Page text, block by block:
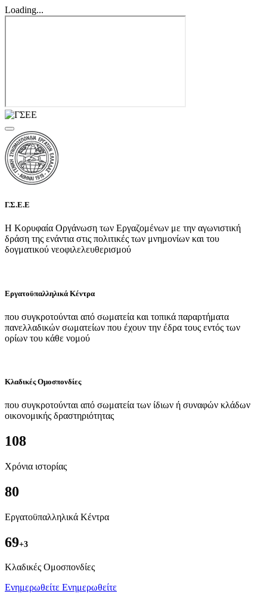
Loading...
Γ.Σ.Ε.Ε
Η Κορυφαία Οργάνωση των Εργαζομένων με την αγωνιστική
δράση της ενάντια στις πολιτικές των μνημονίων και του
δογματικού νεοφιλελευθερισμού
Εργατοϋπαλληλικά Κέντρα
που συγκροτούνται από σωματεία και τοπικά παραρτήματα
πανελλαδικών σωματείων που έχουν την έδρα τους εντός των
ορίων του κάθε νομού
Κλαδικές Ομοσπονδίες
που συγκροτούνται από σωματεία των ίδιων ή συναφών κλάδων
οικονομικής δραστηριότητας
108
Χρόνια ιστορίας
80
Εργατοϋπαλληλικά Κέντρα
69+3
Kλαδικές Ομοσπονδίες
Ενημερωθείτε Ενημερωθείτε